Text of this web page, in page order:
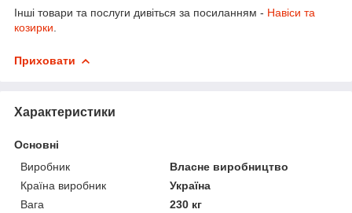
Інші товари та послуги дивіться за посиланням - Навіси та
козирки
Приховати
Характеристики
Основні
Виробник
Власне виробництво
Країна виробник
Україна
Вага
230 кг